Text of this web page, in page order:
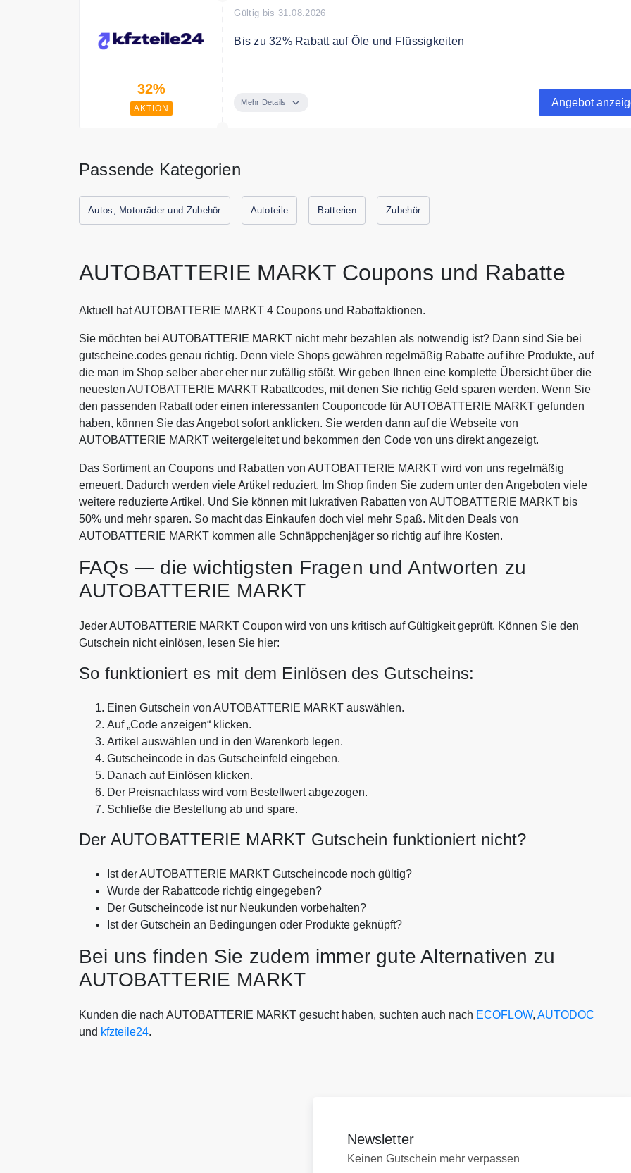
32%
AKTION
Gültig bis 31.08.2026
Bis zu 32% Rabatt auf Öle und Flüssigkeiten
Mehr Details Angebot
Passende Kategorien
Autos, Motorräder und Zubehör Autoteile Batterien Zubehör
AUTOBATTERIE MARKT Coupons und Rabatte
Aktuell hat AUTOBATTERIE MARKT 4 Coupons und Rabattaktionen.
Sie möchten bei AUTOBATTERIE MARKT nicht mehr bezahlen als notwendig ist? Dann sind Sie bei
gutscheine.codes genau richtig. Denn viele Shops gewähren regelmäßig Rabatte auf ihre Produkte, auf
die man im Shop selber aber eher nur zufällig stößt. Wir geben Ihnen eine komplette Übersicht über die
neuesten AUTOBATTERIE MARKT Rabattcodes, mit denen Sie richtig Geld sparen werden. Wenn Sie
den passenden Rabatt oder einen interessanten Couponcode für AUTOBATTERIE MARKT gefunden
haben, können Sie das Angebot sofort anklicken. Sie werden dann auf die Webseite von
AUTOBATTERIE MARKT weitergeleitet und bekommen den Code von uns direkt angezeigt.
Das Sortiment an Coupons und Rabatten von AUTOBATTERIE MARKT wird von uns regelmäßig
erneuert. Dadurch werden viele Artikel reduziert. Im Shop finden Sie zudem unter den Angeboten viele
weitere reduzierte Artikel. Und Sie können mit lukrativen Rabatten von AUTOBATTERIE MARKT bis
50% und mehr sparen. So macht das Einkaufen doch viel mehr Spaß. Mit den Deals von
AUTOBATTERIE MARKT kommen alle Schnäppchenjäger so richtig auf ihre Kosten.
FAQs — die wichtigsten Fragen und Antworten zu
AUTOBATTERIE MARKT
Jeder AUTOBATTERIE MARKT Coupon wird von uns kritisch auf Gültigkeit geprüft. Können Sie den
Gutschein nicht einlösen, lesen Sie hier:
So funktioniert es mit dem Einlösen des Gutscheins:
Einen Gutschein von AUTOBATTERIE MARKT auswählen.
Auf „Code anzeigen“ klicken.
Artikel auswählen und in den Warenkorb legen.
Gutscheincode in das Gutscheinfeld eingeben.
Danach auf Einlösen klicken.
Der Preisnachlass wird vom Bestellwert abgezogen.
Schließe die Bestellung ab und spare.
Der AUTOBATTERIE MARKT Gutschein funktioniert nicht?
Ist der AUTOBATTERIE MARKT Gutscheincode noch gültig?
Wurde der Rabattcode richtig eingegeben?
Der Gutscheincode ist nur Neukunden vorbehalten?
Ist der Gutschein an Bedingungen oder Produkte geknüpft?
Bei uns finden Sie zudem immer gute Alternativen zu
AUTOBATTERIE MARKT
Kunden die nach AUTOBATTERIE MARKT gesucht haben, suchten auch nach ECOFLOW, AUTODOC
und kfzteile24.
Newsletter
Keinen Gutschein mehr verpassen